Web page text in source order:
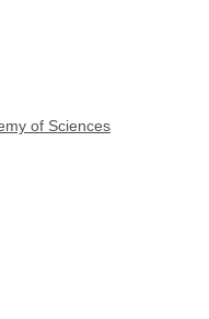
of Sciences